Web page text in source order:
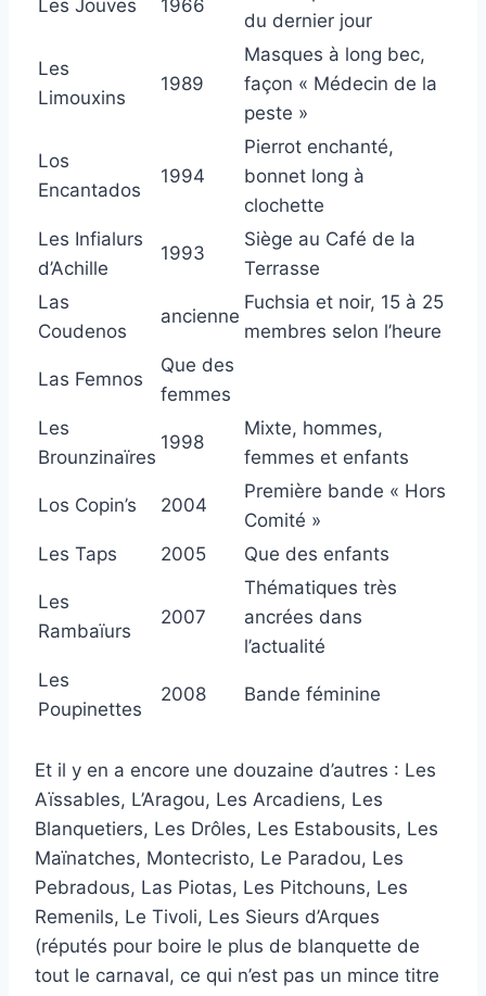
Les Jouves 1966
du dernier jour
Les
Limouxins
1989
Masques à long bec,
façon « Médecin de la
peste »
Los
Encantados
1994
Pierrot enchanté,
bonnet long à
clochette
Les Infialurs
d’Achille
1993
Siège au Café de la
Terrasse
Las
Coudenos
ancienne
Fuchsia et noir, 15 à 25
membres selon l’heure
Las Femnos
Que des
femmes
Les
Brounzinaïres
1998
Mixte, hommes,
femmes et enfants
Los Copin’s 2004
Première bande « Hors
Comité »
Les Taps
2005 Que des enfants
Les
Rambaïurs
2007
Thématiques très
ancrées dans
l’actualité
Les
Poupinettes
2008 Bande féminine
Et il y en a encore une douzaine d’autres : Les
Aïssables, L’Aragou, Les Arcadiens, Les
Blanquetiers, Les Drôles, Les Estabousits, Les
Maïnatches, Montecristo, Le Paradou, Les
Pebradous, Las Piotas, Les Pitchouns, Les
Remenils, Le Tivoli, Les Sieurs d’Arques
(réputés pour boire le plus de blanquette de
tout le carnaval, ce qui n’est pas un mince titre